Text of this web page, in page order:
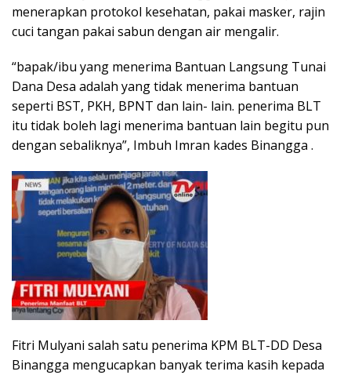
menerapkan protokol kesehatan, pakai masker, rajin
cuci tangan pakai sabun dengan air mengalir.
“bapak/ibu yang menerima Bantuan Langsung Tunai
Dana Desa adalah yang tidak menerima bantuan
seperti BST, PKH, BPNT dan lain- lain. penerima BLT
itu tidak boleh lagi menerima bantuan lain begitu pun
dengan sebaliknya”, Imbuh Imran kades Binangga .
Fitri Mulyani salah satu penerima KPM BLT-DD Desa
Binangga mengucapkan banyak terima kasih kepada